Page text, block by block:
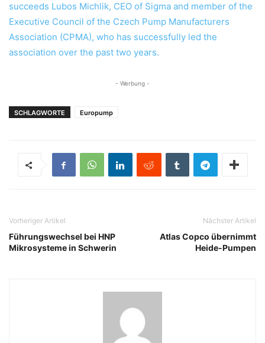
succeeds Lubos Michlik, CEO of Sigma and member of the
Executive Council of the Czech Pump Manufacturers
Association (CPMA), who has successfully led the
association over the past two years.
- Werbung -
SCHLAGWORTE Europump
Vorheriger Artikel
Führungswechsel bei HNP
Mikrosysteme in Schwerin
Nächster Artikel
Atlas Copco übernimmt
Heide-Pumpen